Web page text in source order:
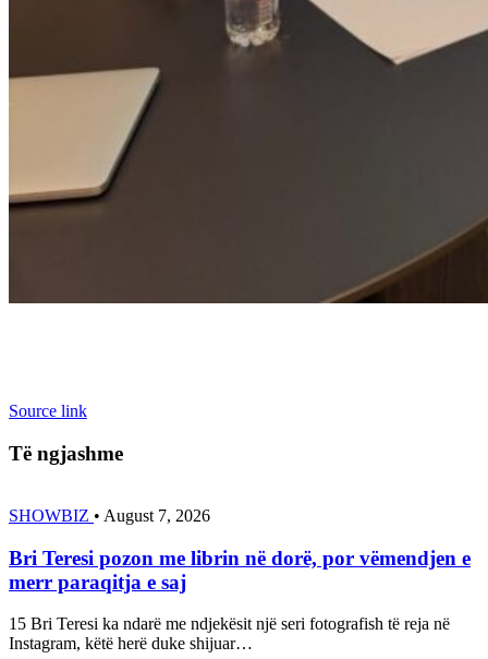
Source link
Të ngjashme
SHOWBIZ • August 7, 2026
Bri Teresi pozon me librin në dorë, por vëmendjen e
merr paraqitja e saj
15 Bri Teresi ka ndarë me ndjekësit një seri fotografish të reja në
Instagram, këtë herë duke shijuar…